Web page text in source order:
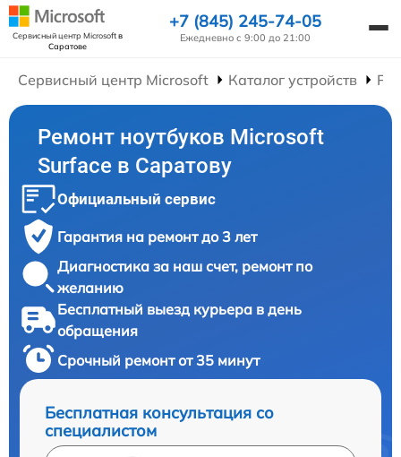
Сервисный центр Microsoftв
Саратове
+7 (845) 245-74-05
Ежедневно с 9:00 до 21:00
Сервисный центр Microsoft Каталог устройств
Ремонт ноутбуков Microsoft
Surface в Саратову
Официальный сервис
Гарантия на ремонт до 3 лет
Диагностика за наш счет, ремонт по
желанию
Бесплатный выезд курьера в день
обращения
Срочный ремонт от 35 минут
Бесплатная консультация со
специалистом